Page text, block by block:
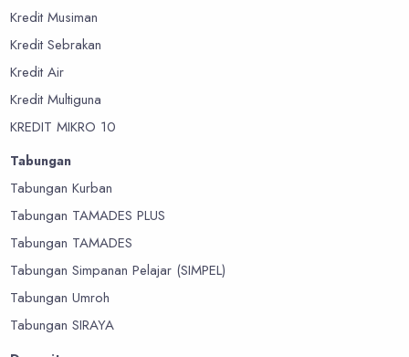
Kredit Musiman
Kredit Sebrakan
Kredit Air
Kredit Multiguna
KREDIT MIKRO 10
Tabungan
Tabungan Kurban
Tabungan TAMADES PLUS
Tabungan TAMADES
Tabungan Simpanan Pelajar (SIMPEL)
Tabungan Umroh
Tabungan SIRAYA